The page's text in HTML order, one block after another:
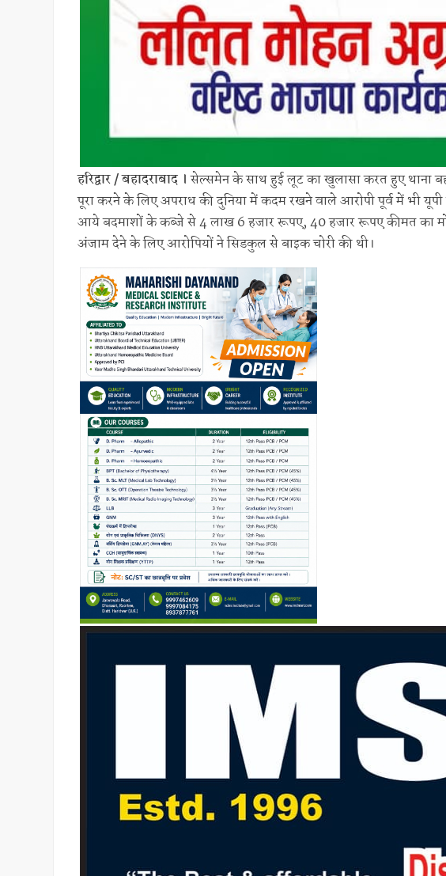
हरिद्वार / बहादराबाद ।सेल्समेन के साथ हुई लूट का खुलासा करत हुए थाना
पूरा करने के लिए अपराध की दुनिया में कदम रखने वाले आरोपी पूर्व में भी
आये बदमाशों के कब्जे से 4 लाख 6 हजार रूपए, 40 हजार रूपए कीमत का
अंजाम देने के लिए आरोपियों ने सिडकुल से बाइक चोरी की थी।